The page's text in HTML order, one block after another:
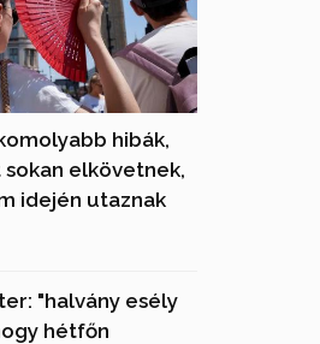
hibák,
elkövetnek,
idején utaznak
"halvány esély
hétfőn